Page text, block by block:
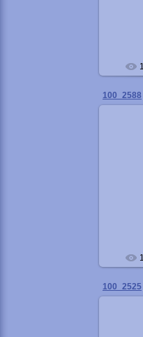
100_2588
100_2525